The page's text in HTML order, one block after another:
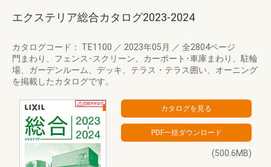
エクステリア総合カタログ2023-2024
カタログコード： TE1100 ／ 2023年05月 ／ 全2804ページ
門まわり、フェンス･スクリーン、カーポート･車庫まわり、駐輪
場、ガーデンルーム、デッキ、テラス・テラス囲い、オーニング
を掲載したカタログです。
(500.6MB)